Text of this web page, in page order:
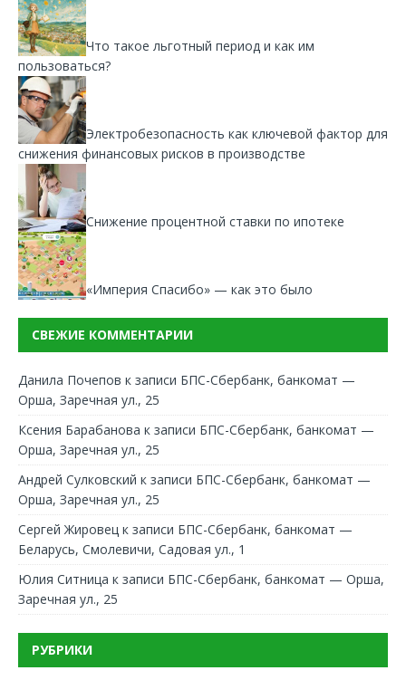
Что такое льготный период и как им
пользоваться?
Электробезопасность как ключевой фактор для
снижения финансовых рисков в производстве
Снижение процентной ставки по ипотеке
«Империя Спасибо» — как это было
СВЕЖИЕ КОММЕНТАРИИ
Данила Почепов к записи БПС-Сбербанк, банкомат —
Орша, Заречная ул., 25
Ксения Барабанова к записи БПС-Сбербанк, банкомат —
Орша, Заречная ул., 25
Андрей Сулковский к записи БПС-Сбербанк, банкомат —
Орша, Заречная ул., 25
Сергей Жировец к записи БПС-Сбербанк, банкомат —
Беларусь, Смолевичи, Садовая ул., 1
Юлия Ситница к записи БПС-Сбербанк, банкомат — Орша,
Заречная ул., 25
РУБРИКИ